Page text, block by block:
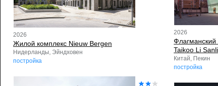
2026
Жилой комплекс Nieuw Bergen
Нидерланды, Эйндховен
постройка
2026
Taikoo Li
Китай, Пекин
постройка